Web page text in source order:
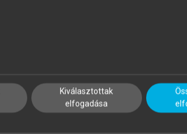
MI –
Kiválasztottak
elfogadása